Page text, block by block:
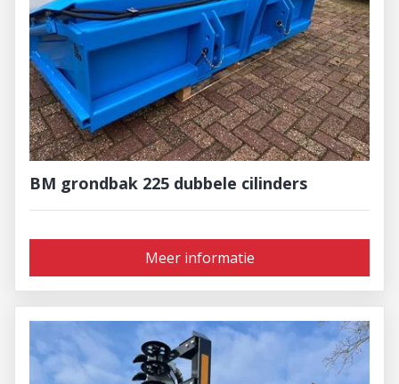
BM grondbak 225 dubbele cilinders
Meer informatie